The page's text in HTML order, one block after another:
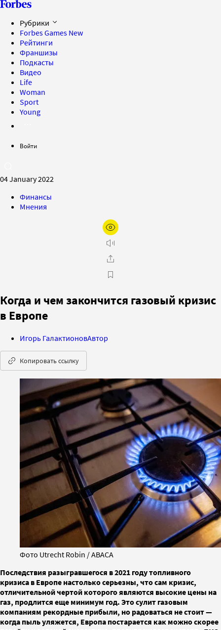
Рубрики
Forbes Games New
Рейтинги
Франшизы
Подкасты
Видео
Life
Woman
Sport
Young
Войти
04 January 2022
Финансы
Мнения
​​Когда и чем закончится газовый кризис
в Европе
Игорь ГалактионовАвтор
Копировать ссылку
Фото Utrecht Robin / ABACA
Последствия разыгравшегося в 2021 году топливного
кризиса в Европе настолько серьезны, что сам кризис,
отличительной чертой которого являются высокие цены на
газ, продлится еще минимум год. Это сулит газовым
компаниям рекордные прибыли, но радоваться не стоит —
когда пыль уляжется, Европа постарается как можно скорее